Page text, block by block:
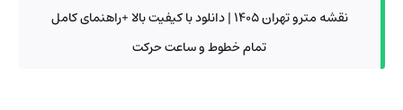
نقشه مترو تهران ۱۴۰۵ | دانلود با کیفیت بالا +راهنمای کامل
تمام خطوط و ساعت حرکت